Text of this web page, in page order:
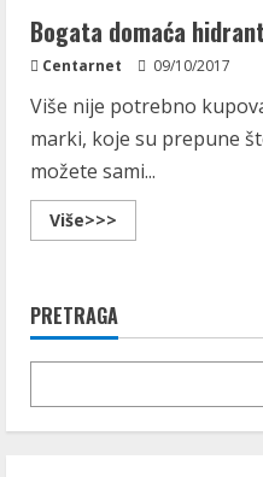
Bogata domaća
Centarnet 09/10/2017
Više nije potrebno
marki, koje su prepune
možete sami...
Više>>>
more
krema
PRETRAGA